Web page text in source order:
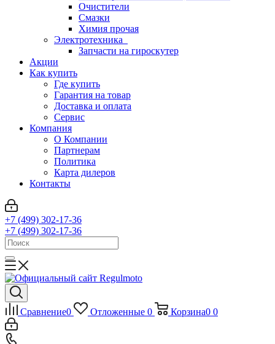
Очистители
Смазки
Химия прочая
Электротехника
Запчасти на гироскутер
Акции
Как купить
Где купить
Гарантия на товар
Доставка и оплата
Сервис
Компания
О Компании
Партнерам
Политика
Карта дилеров
Контакты
+7 (499) 302-17-36
+7 (499) 302-17-36
Сравнение0 Отложенные 0 Корзина0 0